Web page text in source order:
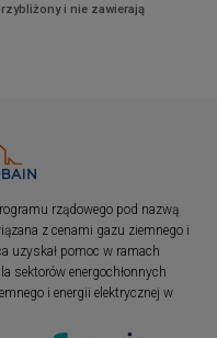
i nie zawierają
rządowego pod nazwą
z cenami gazu ziemnego i
uzyskał pomoc w ramach
sektorów energochłonnych
i energii elektrycznej w